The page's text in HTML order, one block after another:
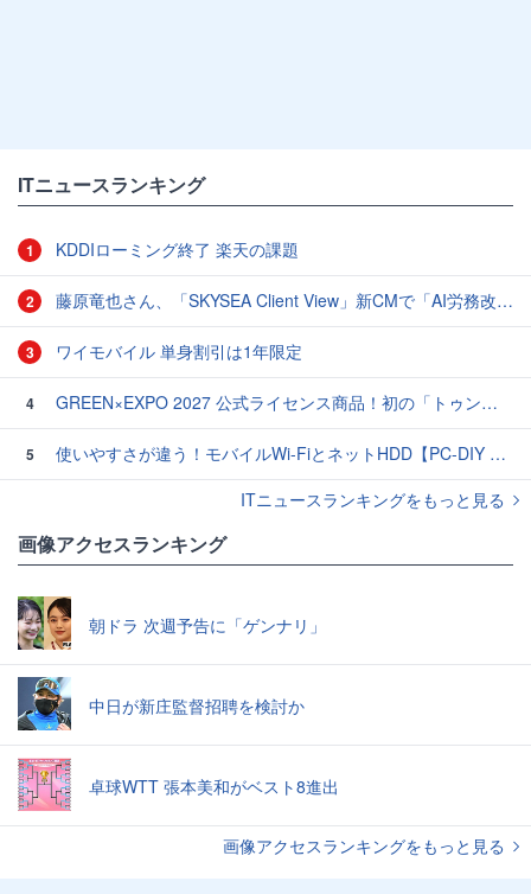
ITニュースランキング
1 KDDIローミング終了 楽天の課題
2 藤原竜也さん、「SKYSEA Client View」新CMで「AI労務改善」をアピール 働き方をAIが分析したら「すぐに休んで」と言われる？
3 ワイモバイル 単身割引は1年限定
4 GREEN×EXPO 2027 公式ライセンス商品！初の「トゥンクトゥンク」公式LINEスタンプ、販売開始
5
使いやすさが違う！モバイルWi-FiとネットHDD【PC-DIY 秋の陣】
ITニュースランキングをもっと見る
画像アクセスランキング
朝ドラ 次週予告に「ゲンナリ」
中日が新庄監督招聘を検討か
卓球WTT 張本美和がベスト8進出
画像アクセスランキングをもっと見る